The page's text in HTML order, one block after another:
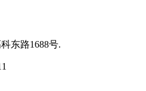
东路1688号.